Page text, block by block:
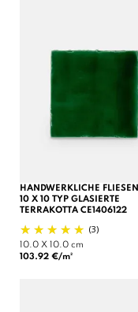
HANDWERKLICHE FLIESEN
10 X 10 TYP GLASIERTE
TERRAKOTTA CE1406122
(3)
10.0 X 10.0 cm
103.92 €/m²